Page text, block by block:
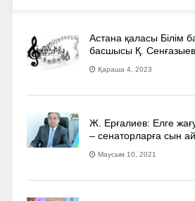
Астана қаласы Білім
басшысы Қ.
Қараша 4, 2023
Ж. Ерғалиев: Елге
– сенаторларға сын
Маусым 10, 2021